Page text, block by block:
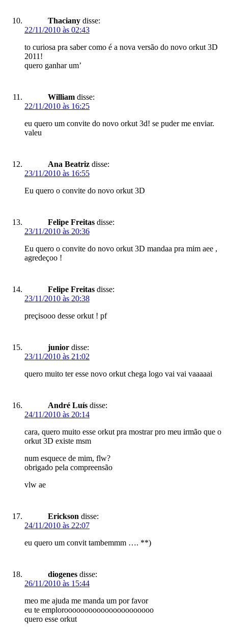
Thaciany disse:
22/11/2010 às 02:43
to curiosa pra saber como é a nova versão do novo orkut 3D
2011!
quero ganhar um’
William disse:
22/11/2010 às 16:25
eu quero um convite do novo orkut 3d! se puder me enviar.
valeu
Ana Beatriz disse:
23/11/2010 às 16:55
Eu quero o convite do novo orkut 3D
Felipe Freitas disse:
23/11/2010 às 20:36
Eu quero o convite do novo orkut 3D mandaa pra mim aee ,
agredeçoo !
Felipe Freitas disse:
23/11/2010 às 20:38
preçisooo desse orkut ! pf
junior disse:
23/11/2010 às 21:02
quero muito ter esse novo orkut chega logo vai vai vaaaaai
André Luís disse:
24/11/2010 às 20:14
cara, quero muito esse orkut pra mostrar pro meu irmão que o
orkut 3D existe msm
num esquece de mim, flw?
obrigado pela compreensão
vlw ae
Erickson disse:
24/11/2010 às 22:07
eu quero um convit tambemmm …. **)
diogenes disse:
26/11/2010 às 15:44
meo me ajuda me manda um por favor
eu te emploroooooooooooooooooooooo
quero esse orkut